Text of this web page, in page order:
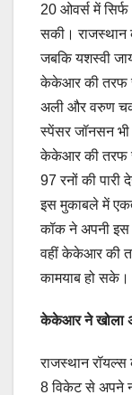
20 ओवर्स में सिर्फ
सकी।
जबकि यशस्वी
केकेआर की तरफ से
अली और वरुण
स्पेंसर जॉनसन
केकेआर की तरफ
97 रनों की
इस मुकाबले में
कॉक ने अपनी इस
वहीं केकेआर की
कामयाब हो सके।
केकेआर ने खोला
राजस्थान
8 विकेट से अपने